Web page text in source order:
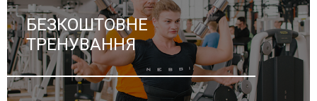
БЕЗКОШТОВНЕ
ТРЕНУВАННЯ